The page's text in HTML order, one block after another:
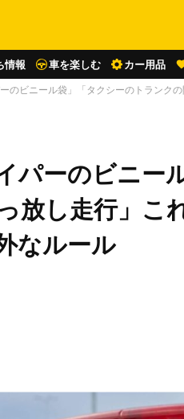
情報 車を楽しむ カー用品
ーのビニール袋」「タクシーのトランク
パーのビニー
放し走行」こ
なルール